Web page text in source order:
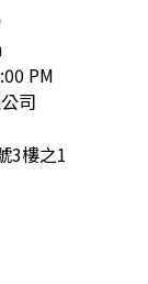
PM
司
3樓之1